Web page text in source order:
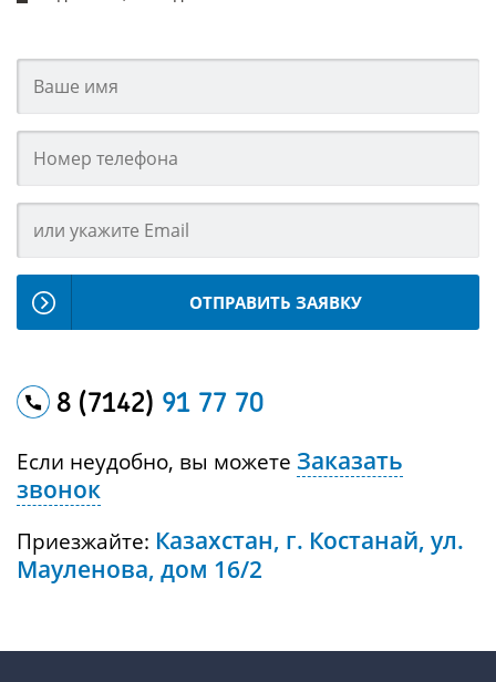
ОТПРАВИТЬ ЗАЯВКУ
8 (7142) 91 77 70
Если неудобно, вы можете Заказать
звонок
Приезжайте: Казахстан, г. Костанай, ул.
Мауленова, дом 16/2